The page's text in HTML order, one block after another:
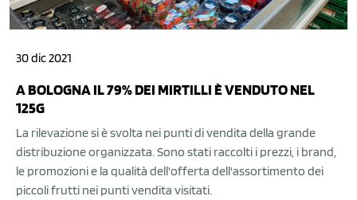
30 dic 2021
A BOLOGNA IL 79% DEI MIRTILLI È VENDUTO NEL
125G
La rilevazione si è svolta nei punti di vendita della grande
distribuzione organizzata. Sono stati raccolti i prezzi, i brand,
le promozioni e la qualità dell'offerta dell'assortimento dei
piccoli frutti nei punti vendita visitati.